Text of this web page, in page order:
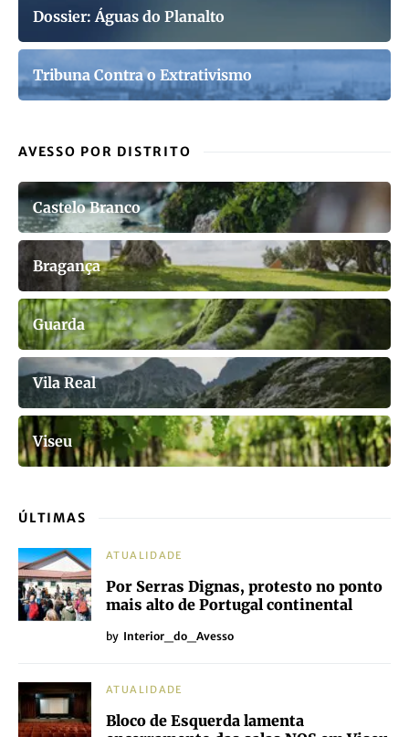
Dossier: Águas do Planalto
Tribuna Contra o Extrativismo
AVESSO POR DISTRITO
Castelo Branco
Bragança
Guarda
Vila Real
Viseu
ÚLTIMAS
ATUALIDADE
Por Serras Dignas, protesto no ponto
mais alto de Portugal continental
by Interior_do_Avesso
ATUALIDADE
Bloco de Esquerda lamenta